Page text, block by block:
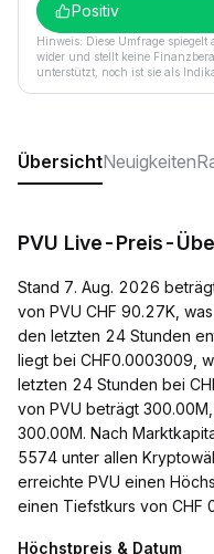
Positiv
Hinweis: Diese Umfrage
wider und stellt keine
unterstützt, noch ist sie als
ÜbersichtNeuigkeiten
PVU Live-Preis-
Stand 7. Aug. 2026
von PVU CHF 90.27K,
den letzten 24 Stunden
liegt bei CHF0.0003009,
letzten 24 Stunden bei
von PVU beträgt
300.00M. Nach
5574 unter allen
erreichte PVU einen
einen Tiefstkurs von CHF
Höchstpreis & Datum